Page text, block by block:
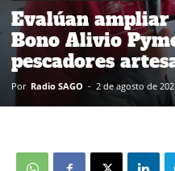
Evalúan ampliar
Bono Alivio
pescadores
Por Radio SAGO - 2 de agosto de